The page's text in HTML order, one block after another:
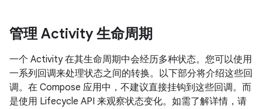
管理 Activity 生命周期
一个 Activity 在其生命周期中会经历多种状态。您可以使用
一系列回调来处理状态之间的转换。以下部分将介绍这些回
调。在 Compose 应用中，不建议直接挂钩到这些回调。而
是使用 Lifecycle API 来观察状态变化。如需了解详情，请